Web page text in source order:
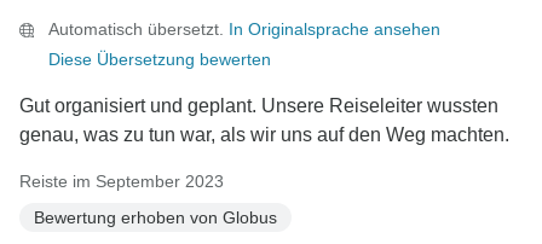
Automatisch übersetzt. In Originalsprache ansehen
Diese Übersetzung bewerten
Gut organisiert und geplant. Unsere Reiseleiter wussten
genau, was zu tun war, als wir uns auf den Weg machten.
Reiste im September 2023
Bewertung erhoben von Globus